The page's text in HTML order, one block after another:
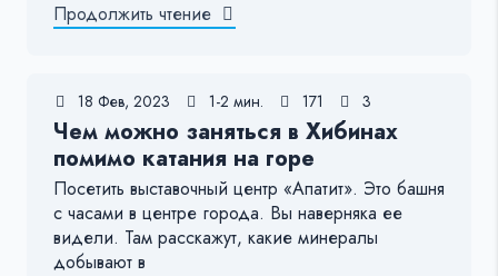
Продолжить чтение
18 Фев, 2023 1-2 мин. 171 3
Чем можно заняться в Хибинах
помимо катания на горе
Посетить выставочный центр «Апатит». Это башня
с часами в центре города. Вы наверняка ее
видели. Там расскажут, какие минералы
добывают в